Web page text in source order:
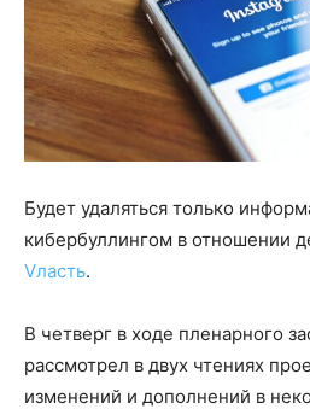
Будет удаляться только
кибербуллингом в отношении
Vласть.
В четверг в ходе пленарного
рассмотрел в двух чтениях
изменений и дополнений в